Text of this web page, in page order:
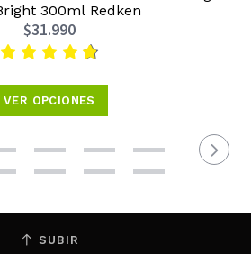
300ml Redken
$31.990
VER OPCIONES
SUBIR